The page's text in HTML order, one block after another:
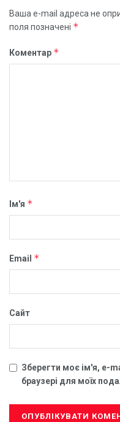
Ваша e-mail адреса не
поля позначені *
Коментар *
Ім'я *
Email *
Сайт
Зберегти моє ім'я, e-
браузері для моїх